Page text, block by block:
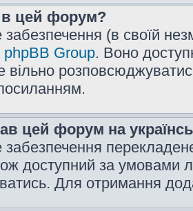
цей форум?
(в своїй
phpBB Group. Воно
вільно
цей форум на
доступний за умовами
Для отримання